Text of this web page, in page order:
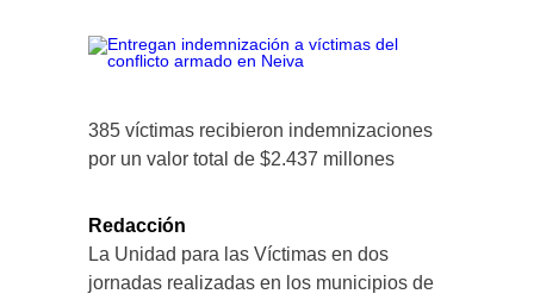
385 víctimas recibieron indemnizaciones
por un valor total de $2.437 millones
Redacción
La Unidad para las Víctimas en dos
jornadas realizadas en los municipios de